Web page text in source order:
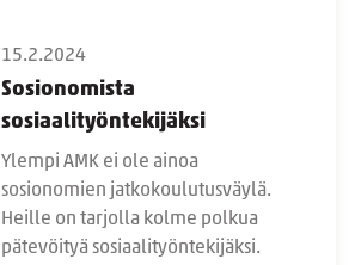
15.2.2024
Sosionomista
sosiaalityöntekijäksi
Ylempi AMK ei ole ainoa
sosionomien jatkokoulutusväylä.
Heille on tarjolla kolme polkua
pätevöityä sosiaalityöntekijäksi.